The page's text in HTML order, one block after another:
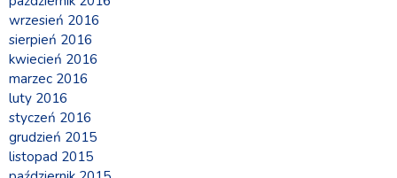
wrzesień 2016
sierpień 2016
kwiecień 2016
marzec 2016
luty 2016
styczeń 2016
grudzień 2015
listopad 2015